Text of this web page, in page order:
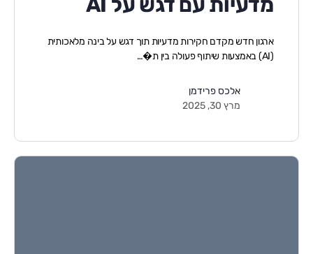
מדעיות עם דגש על AI
ארגון חדש מקדם חקירות מדעיות תוך דגש על בינה מלאכותית
(AI) באמצעות שיתוף פעולה בין ת�…
אלכס פרידמן
מרץ 30, 2025